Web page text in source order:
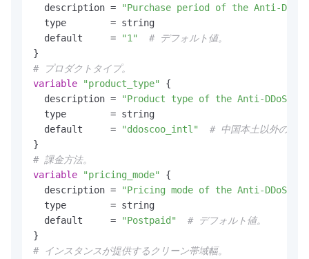
  description =
"Purchase period of the Anti-
  type        = string
  default     =
"1"
# デフォルト値。
# プロダクトタイプ。
variable
"product_type"
{
  description =
"Product type of the Anti-DDoS
  type        = string
  default     =
"ddoscoo_intl"
# 中国本土以外のイ
# 課金方法。
variable
"pricing_mode"
{
  description =
"Pricing mode of the Anti-DDoS
  type        = string
  default     =
"Postpaid"
# デフォルト値。
# インスタンスが提供するクリーン帯域幅。